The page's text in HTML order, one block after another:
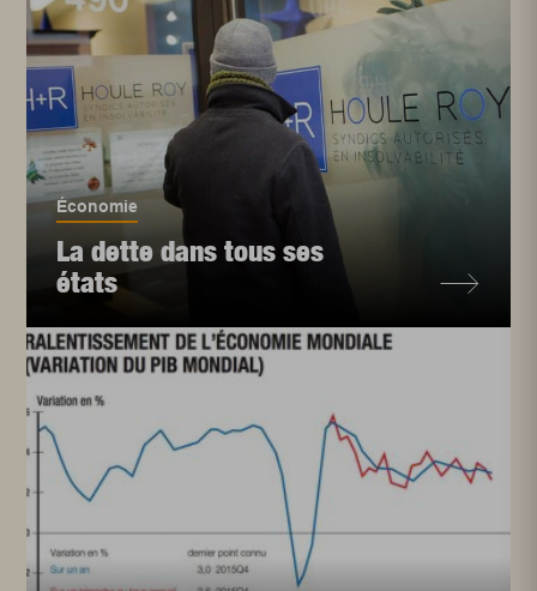
Économie
La dette dans tous ses
états